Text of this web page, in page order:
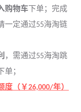
购物车 下单；完成
一定通过55海淘链
，需通过55海淘跳
；
度（￥26,000/年）